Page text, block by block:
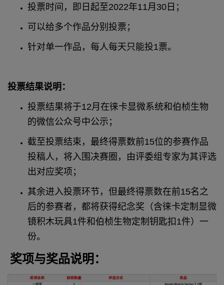
投票时间，即日起至2022年11月 30 日；
可以给多个作品分别投票；
针对单一作品，每人每天只能投1票。
投票结果说明：
投票结果将于12月在徕卡显微系统和伯桢生物
的微信公众号中公示；
截至投票结束，最终得票数前15位的参赛作品
投稿人，将入围决赛圈，由评委组专家为其评选
出对应奖项；
其余进入投票环节，但最终得票数在前15名之
后的参赛者，都将获得纪念奖（含徕卡定制显微
镜积木玩具1件和伯桢生物定制钥匙扣1件）一
份。
奖项与奖品说明：